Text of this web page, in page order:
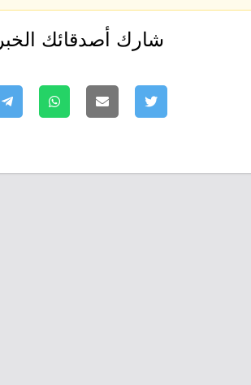
شارك أصدقائك الخبر